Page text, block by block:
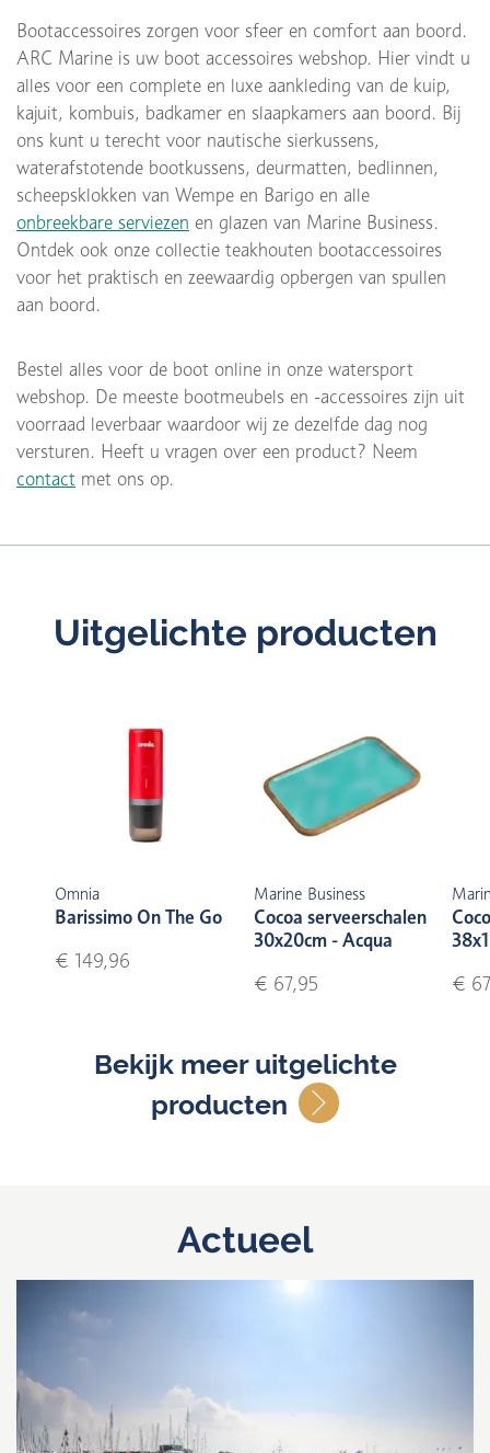
Bootaccessoires zorgen voor sfeer en comfort aan boord.
ARC Marine is uw boot accessoires webshop. Hier vindt u
alles voor een complete en luxe aankleding van de kuip,
kajuit, kombuis, badkamer en slaapkamers aan boord. Bij
ons kunt u terecht voor nautische sierkussens,
waterafstotende bootkussens, deurmatten, bedlinnen,
scheepsklokken van Wempe en Barigo en alle
onbreekbare serviezen en glazen van Marine Business.
Ontdek ook onze collectie teakhouten bootaccessoires
voor het praktisch en zeewaardig opbergen van spullen
aan boord.
Bestel alles voor de boot online in onze watersport
webshop. De meeste bootmeubels en -accessoires zijn uit
voorraad leverbaar waardoor wij ze dezelfde dag nog
versturen. Heeft u vragen over een product? Neem
contact met ons op.
Uitgelichte producten
Omnia
Barissimo On The Go
€ 149,96
Marine Business
Cocoa serveerschalen
30x20cm - Acqua
€ 67,95
€
Bekijk meer uitgelichte
producten
Actueel